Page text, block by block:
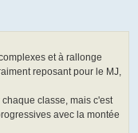
et à rallonge
reposant pour le MJ,
classe, mais c'est
avec la montée